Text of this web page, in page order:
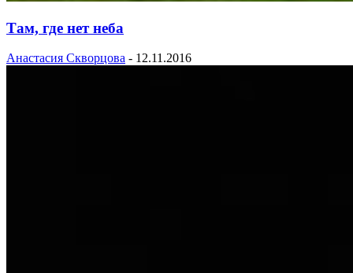
Там, где нет неба
Анастасия Скворцова - 12.11.2016